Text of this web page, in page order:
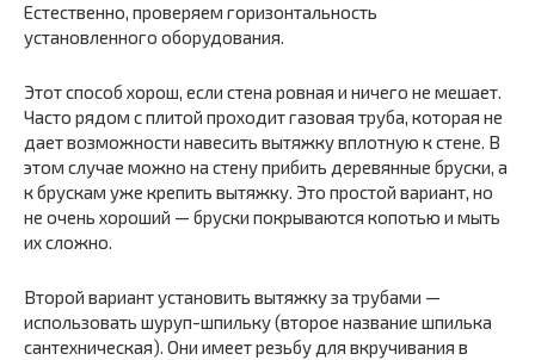
Естественно, проверяем горизонтальность
установленного оборудования.
Этот способ хорош, если стена ровная и ничего не мешает.
Часто рядом с плитой проходит газовая труба, которая не
дает возможности навесить вытяжку вплотную к стене. В
этом случае можно на стену прибить деревянные бруски, а
к брускам уже крепить вытяжку. Это простой вариант, но
не очень хороший — бруски покрываются копотью и мыть
их сложно.
Второй вариант установить вытяжку за трубами —
использовать шуруп-шпильку (второе название шпилька
сантехническая). Они имеет резьбу для вкручивания в